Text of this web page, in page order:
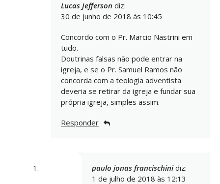
Lucas Jefferson diz:
30 de junho de 2018 às 10:45
Concordo com o Pr. Marcio Nastrini em
tudo.
Doutrinas falsas não pode entrar na
igreja, e se o Pr. Samuel Ramos não
concorda com a teologia adventista
deveria se retirar da igreja e fundar sua
própria igreja, simples assim.
Responder
paulo jonas francischini diz:
1 de julho de 2018 às 12:13